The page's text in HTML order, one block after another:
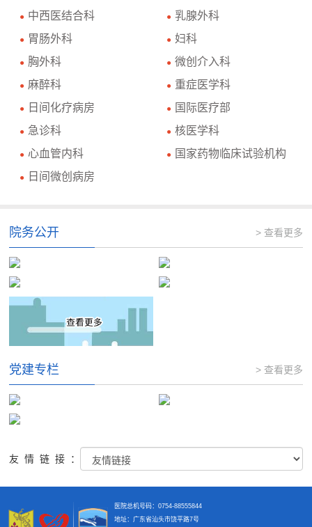
● 中西医结合科 ● 乳腺外科
● 胃肠外科 ● 妇科
● 胸外科 ● 微创介入科
● 麻醉科 ● 重症医学科
● 日间化疗病房 ● 国际医疗部
● 急诊科 ● 核医学科
● 心血管内科 ● 国家药物临床试验机构
● 日间微创病房
院务公开 > 查看更多
党建专栏 > 查看更多
友情链接：
医院总机号码：0754-88555844
地址：广东省汕头市饶平路7号